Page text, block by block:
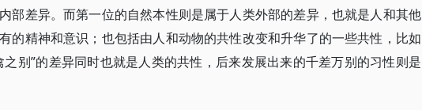
部差异。而第一位的自然本性则是属于人类外部的差异，也就是人和其他
的精神和意识；也包括由人和动物的共性改变和升华了的一些共性，比如
别”的差异同时也就是人类的共性，后来发展出来的千差万别的习性则是